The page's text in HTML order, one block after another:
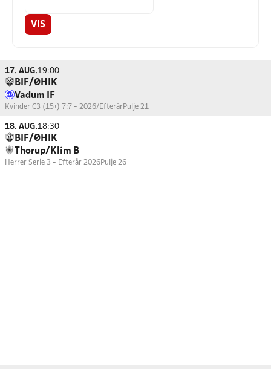
VIS
17. AUG.19:00
BIF/ØHIK
Vadum IF
Kvinder C3 (15+) 7:7 - 2026/EfterårPulje 21
18. AUG.18:30
BIF/ØHIK
Thorup/Klim B
Herrer Serie 3 - Efterår 2026Pulje 26